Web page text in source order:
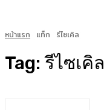
หน้าแรก แท็ก รีไซเคิล
Tag:รีไซเคิล